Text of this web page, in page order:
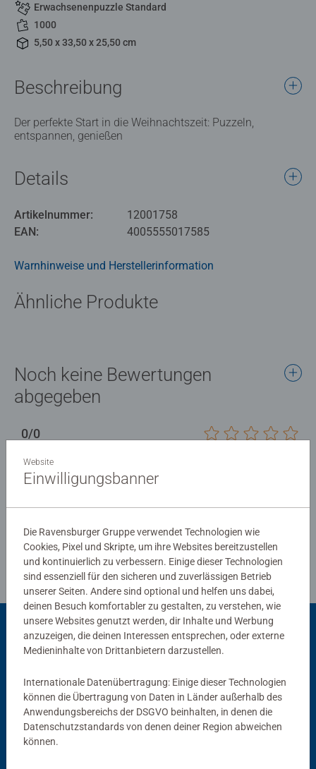
Erwachsenenpuzzle Standard
1000
5,50 x 33,50 x 25,50 cm
Beschreibung
Der perfekte Start in die Weihnachtszeit: Puzzeln,
entspannen, genießen
Details
Artikelnummer:
12001758
EAN:
4005555017585
Warnhinweise und Herstellerinformation
Ähnliche Produkte
Noch keine Bewertungen
abgegeben
0/0
Richtlinien für Bewertungen
Passend dazu
Website
Einwilligungsbanner
Die Ravensburger Gruppe verwendet Technologien wie
Cookies, Pixel und Skripte, um ihre Websites bereitzustellen
und kontinuierlich zu verbessern. Einige dieser Technologien
sind essenziell für den sicheren und zuverlässigen Betrieb
unserer Seiten. Andere sind optional und helfen uns dabei,
deinen Besuch komfortabler zu gestalten, zu verstehen, wie
unsere Websites genutzt werden, dir Inhalte und Werbung
anzuzeigen, die deinen Interessen entsprechen, oder externe
Medieninhalte von Drittanbietern darzustellen.
Internationale Datenübertragung: Einige dieser Technologien
können die Übertragung von Daten in Länder außerhalb des
Anwendungsbereichs der DSGVO beinhalten, in denen die
Datenschutzstandards von denen deiner Region abweichen
können.